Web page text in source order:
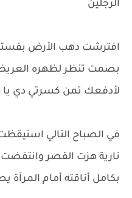
الرجلين
افترشت دهب الأرض
بصمت تنظر لظهره
لأدفعك تمن كسرتي دي يا
في الصباح التالي
نارية هزت القصر
بكامل أناقته أمام